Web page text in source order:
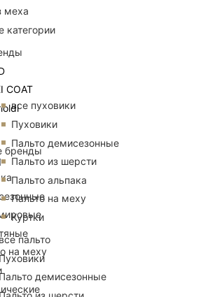
меха
категории
COAT
бренды
на меху
все пуховики
Пуховики
Пальто демисезонные
Пальто из шерсти
Пальто альпака
Пальто на меху
Куртки
все пальто
демисезонные